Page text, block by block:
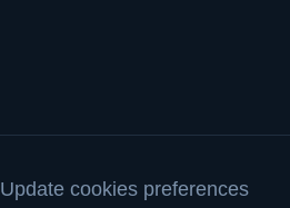
Update cookies preferences